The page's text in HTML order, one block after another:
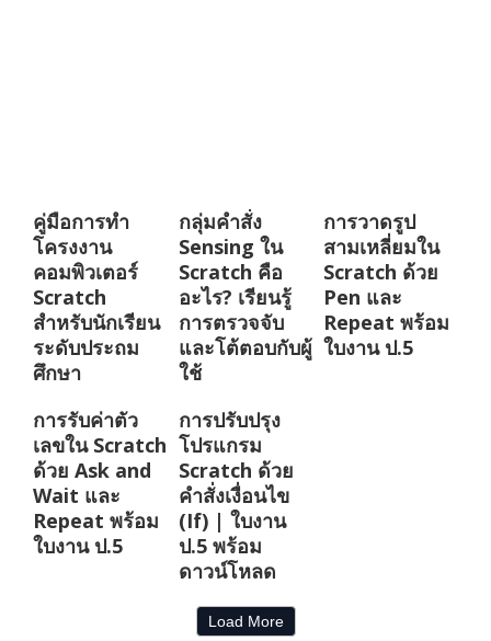
คู่มือการทำ
โครงงาน
คอมพิวเตอร์
Scratch
สำหรับนักเรียน
ระดับประถม
ศึกษา
กลุ่มคำสั่ง
Sensing ใน
Scratch คือ
อะไร? เรียนรู้
การตรวจจับ
และโต้ตอบกับผู้
ใช้
การวาดรูป
สามเหลี่ยมใน
Scratch ด้วย
Pen และ
Repeat พร้อม
ใบงาน ป.5
การรับค่าตัว
เลขใน Scratch
ด้วย Ask and
Wait และ
Repeat พร้อม
ใบงาน ป.5
การปรับปรุง
โปรแกรม
Scratch ด้วย
คำสั่งเงื่อนไข
(If) | ใบงาน
ป.5 พร้อม
ดาวน์โหลด
Load More